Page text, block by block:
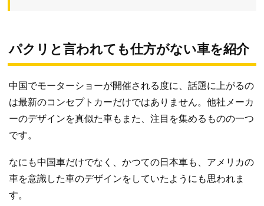
パクリと言われても仕方がない車を紹介
中国でモーターショーが開催される度に、話題に上がるの
は最新のコンセプトカーだけではありません。他社メーカ
ーのデザインを真似た車もまた、注目を集めるものの一つ
です。
なにも中国車だけでなく、かつての日本車も、アメリカの
車を意識した車のデザインをしていたようにも思われま
す。